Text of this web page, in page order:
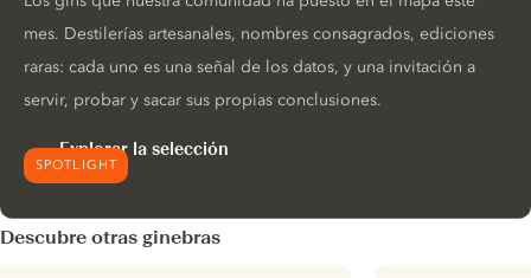
SPOTLIGHT
mes. Destilerías artesanales, nombres consagrados, ediciones
raras: cada uno es una señal de los datos, y una invitación a
servir, probar y sacar sus propias conclusiones.
Explorar la selección
Descubre otras ginebras